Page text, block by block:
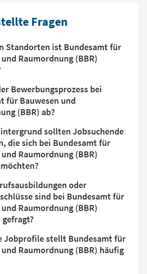
Fragen
Standorten ist Bundesamt für
Raumordnung (BBR)
Bewerbungsprozess bei
für Bauwesen und
(BBR) ab?
sollten Jobsuchende
die sich bei Bundesamt für
Raumordnung (BBR)
oder
sind bei Bundesamt für
Raumordnung (BBR)
gefragt?
Jobprofile stellt Bundesamt für
Raumordnung (BBR) häufig